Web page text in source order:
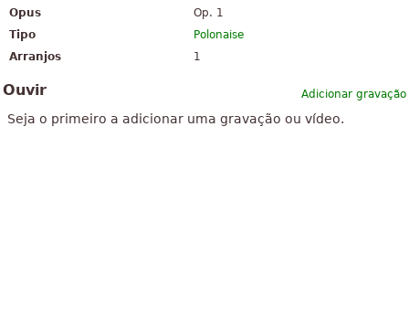
Opus
Op. 1
Tipo
Polonaise
Arranjos
1
Adicionar gravação
Ouvir
Seja o primeiro a adicionar uma gravação ou vídeo.